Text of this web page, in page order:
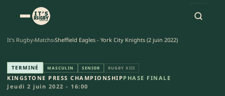
It's Rugby›Matchs›Sheffield Eagles - York City Knights (2 juin 2022)
Sheffield XIII - York City
TERMINÉ MASCULIN SENIOR RUGBY XIII
KINGSTONE PRESS CHAMPIONSHIPPHASE FINALE
Jeudi 2 juin 2022 - 16:00